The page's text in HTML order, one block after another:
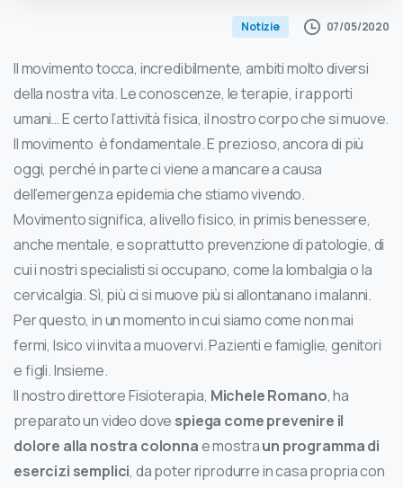
Notizie 07/05/2020
Il movimento tocca, incredibilmente, ambiti molto diversi
della nostra vita. Le conoscenze, le terapie, i rapporti
umani… E certo l’attività fisica, il nostro corpo che si muove.
Il movimento è fondamentale. E prezioso, ancora di più
oggi, perché in parte ci viene a mancare a causa
dell’emergenza epidemia che stiamo vivendo.
Movimento significa, a livello fisico, in primis benessere,
anche mentale, e soprattutto prevenzione di patologie, di
cui i nostri specialisti si occupano, come la lombalgia o la
cervicalgia. Sì, più ci si muove più si allontanano i malanni.
Per questo, in un momento in cui siamo come non mai
fermi, Isico vi invita a muovervi. Pazienti e famiglie, genitori
e figli. Insieme.
Il nostro direttore Fisioterapia, Michele Romano, ha
preparato un video dove spiega come prevenire il
dolore alla nostra colonnae mostraun programma di
esercizi semplici, da poter riprodurre in casa propria con